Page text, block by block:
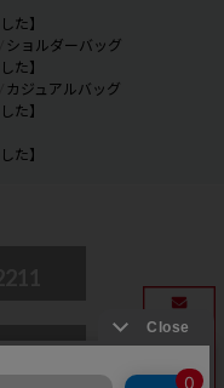
た】
ショルダーバッグ
た】
カジュアルバッグ
た】
た】